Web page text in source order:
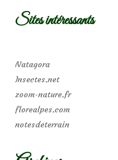
Sites intéressants
Natagora
Insectes.net
zoom-nature.fr
florealpes.com
notesdeterrain